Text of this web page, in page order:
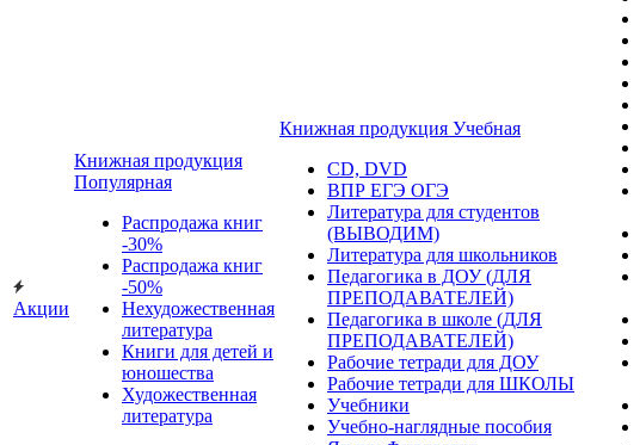
Акции
Книжная продукция
Популярная
Распродажа книг
-30%
Распродажа книг
-50%
Нехудожественная
литература
Книги для детей и
юношества
Художественная
литература
Книжная продукция Учебная
CD, DVD
ВПР ЕГЭ ОГЭ
Литература для студентов
(ВЫВОДИМ)
Литература для школьников
Педагогика в ДОУ (ДЛЯ
ПРЕПОДАВАТЕЛЕЙ)
Педагогика в школе (ДЛЯ
ПРЕПОДАВАТЕЛЕЙ)
Рабочие тетради для ДОУ
Рабочие тетради для ШКОЛЫ
Учебники
Учебно-наглядные пособия